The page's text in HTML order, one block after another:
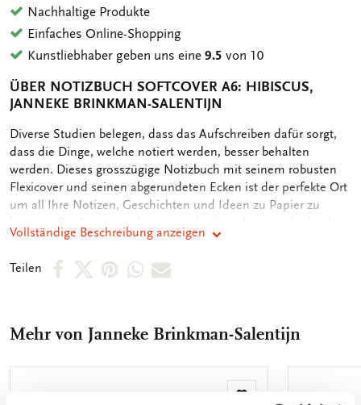
Nachhaltige Produkte
Einfaches Online-Shopping
Kunstliebhaber geben uns eine9.5 von 10
ÜBER NOTIZBUCH SOFTCOVER A6: HIBISCUS,
JANNEKE BRINKMAN-SALENTIJN
OMSCHRIJVING
Diverse Studien belegen, dass das Aufschreiben dafür sorgt,
dass die Dinge, welche notiert werden, besser behalten
werden. Dieses grosszügige Notizbuch mit seinem robusten
Flexicover und seinen abgerundeten Ecken ist der perfekte Ort
um all Ihre Notizen, Geschichten und Ideen zu Papier zu
bringen. Die Seiten sind mit einer leichten Lineatur bedruckt.
Das Notizbuch beinhaltet zudem noch rückseitig ein
praktisches Aufbewahrungsfach z.B. für Visitenkarten.
Vollständige Beschreibung anzeigen
Teilen
Per Per Per PerPer
teilen
Mehr von Janneke Brinkman-Salentijn